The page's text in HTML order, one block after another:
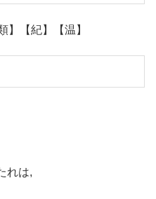
】【紀】【温】
れは,